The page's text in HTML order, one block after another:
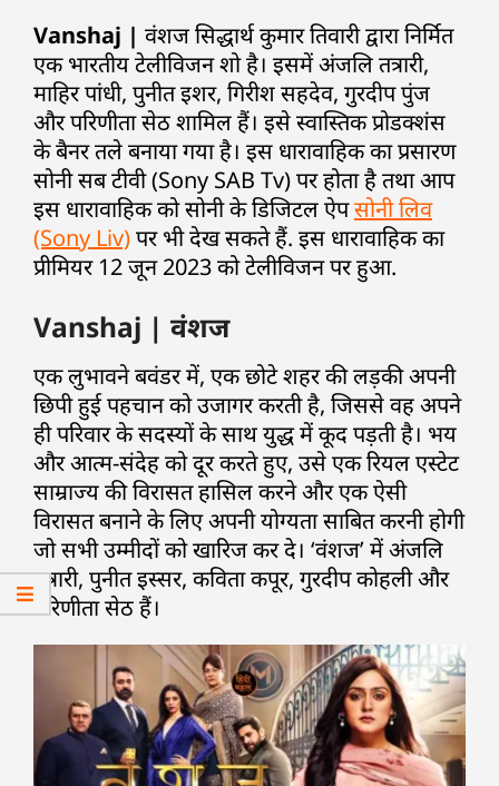
Vanshaj | वंशज सिद्धार्थ कुमार तिवारी द्वारा निर्मित
एक भारतीय टेलीविजन शो है। इसमें अंजलि तत्रारी,
माहिर पांधी, पुनीत इशर, गिरीश सहदेव, गुरदीप पुंज
और परिणीता सेठ शामिल हैं। इसे स्वास्तिक प्रोडक्शंस
के बैनर तले बनाया गया है। इस धारावाहिक का प्रसारण
सोनी सब टीवी (Sony SAB Tv) पर होता है तथा आप
इस धारावाहिक को सोनी के डिजिटल ऐपसोनी लिव
(Sony Liv)पर भी देख सकते हैं. इस धारावाहिक का
प्रीमियर 12 जून 2023 को टेलीविजन पर हुआ.
Vanshaj | वंशज
एक लुभावने बवंडर में, एक छोटे शहर की लड़की अपनी
छिपी हुई पहचान को उजागर करती है, जिससे वह अपने
ही परिवार के सदस्यों के साथ युद्ध में कूद पड़ती है। भय
और आत्म-संदेह को दूर करते हुए, उसे एक रियल एस्टेट
साम्राज्य की विरासत हासिल करने और एक ऐसी
विरासत बनाने के लिए अपनी योग्यता साबित करनी होगी
जो सभी उम्मीदों को खारिज कर दे। ‘वंशज’ में अंजलि
तत्रारी, पुनीत इस्सर, कविता कपूर, गुरदीप कोहली और
परिणीता सेठ हैं।